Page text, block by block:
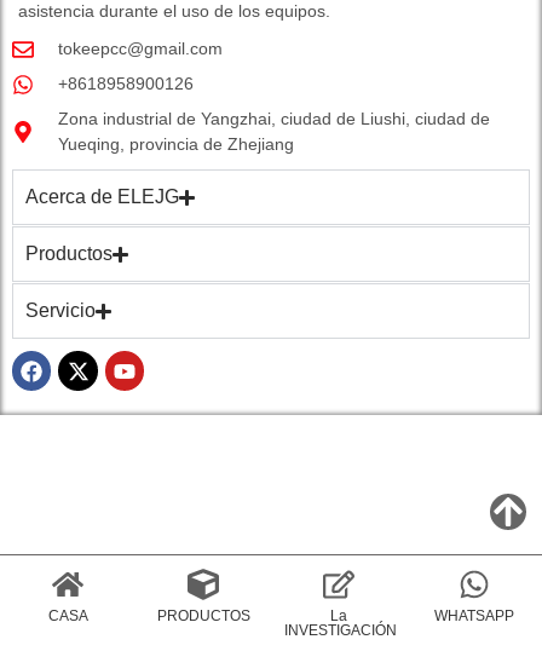
CASA PRODUCTOS
La
INVESTIGACIÓN
WHATSAPP
asistencia durante el uso de los equipos.
tokeepcc@gmail.com
+8618958900126
Zona industrial de Yangzhai, ciudad de Liushi, ciudad de
Yueqing, provincia de Zhejiang
Acerca de ELEJG
Productos
Servicio